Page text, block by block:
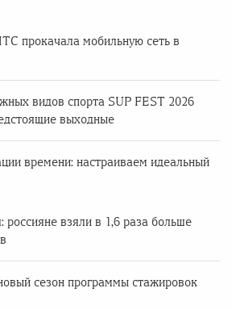
прокачала мобильную сеть в
видов спорта SUP FEST 2026
выходные
времени: настраиваем идеальный
россияне взяли в 1,6 раза больше
сезон программы стажировок